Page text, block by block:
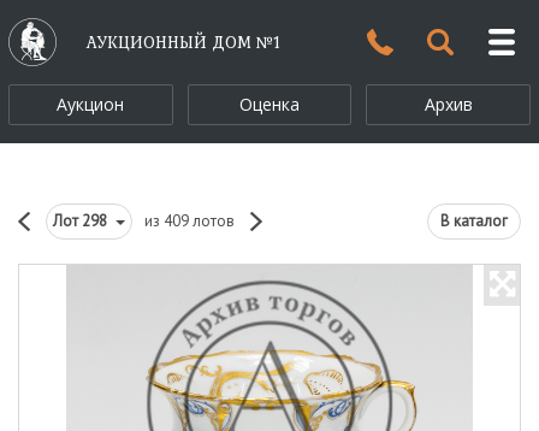
АУКЦИОННЫЙ ДОМ №1
Аукцион Оценка Архив
Лот298 из 409 лотов В каталог